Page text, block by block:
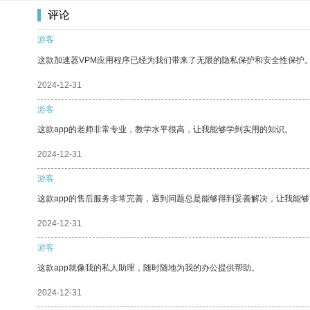
评论
游客
这款加速器VPM应用程序已经为我们带来了无限的隐私保护和安全性保护。
2024-12-31
游客
这款app的老师非常专业，教学水平很高，让我能够学到实用的知识。
2024-12-31
游客
这款app的售后服务非常完善，遇到问题总是能够得到妥善解决，让我能够
2024-12-31
游客
这款app就像我的私人助理，随时随地为我的办公提供帮助。
2024-12-31